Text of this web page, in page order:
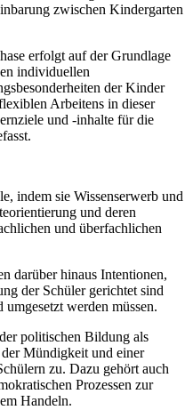
zwischen Kindergarten
erfolgt auf der Grundlage
individuellen
der Kinder
Arbeitens in dieser
und -inhalte für die
indem sie Wissenserwerb und
und deren
und überfachlichen
darüber hinaus Intentionen,
der Schüler gerichtet sind
werden müssen.
politischen Bildung als
Mündigkeit und einer
zu. Dazu gehört auch
Prozessen zur
Handeln.